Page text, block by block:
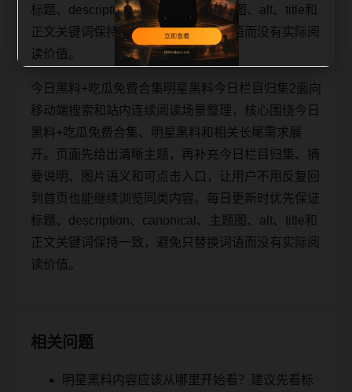
标题、description、canonical、主题图、alt、title和
正文关键词保持一致，避免只替换词语而没有实际阅
读价值。
今日黑料+吃瓜免费合集明星黑料今日栏目归集2面向
移动端搜索和站内连续阅读场景整理，核心围绕今日
黑料+吃瓜免费合集、明星黑料和相关长尾需求展
开。页面先给出清晰主题，再补充今日栏目归集、摘
要说明、图片语义和可点击入口，让用户不用反复回
到首页也能继续浏览同类内容。每日更新时优先保证
标题、description、canonical、主题图、alt、title和
正文关键词保持一致，避免只替换词语而没有实际阅
读价值。
相关问题
明星黑料内容应该从哪里开始看？建议先看标